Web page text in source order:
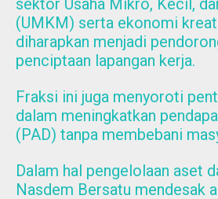
sektor Usaha Mikro, Kecil,
(UMKM) serta ekonomi
diharapkan menjadi
penciptaan lapangan kerja.
Fraksi ini juga menyoroti
dalam meningkatkan
(PAD) tanpa membebani
Dalam hal pengelolaan aset
Nasdem Bersatu mendesak